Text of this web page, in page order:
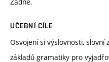
UČEBNÍ CÍLE
Osvojení si výslovnosti, slovní
základů gramatiky pro